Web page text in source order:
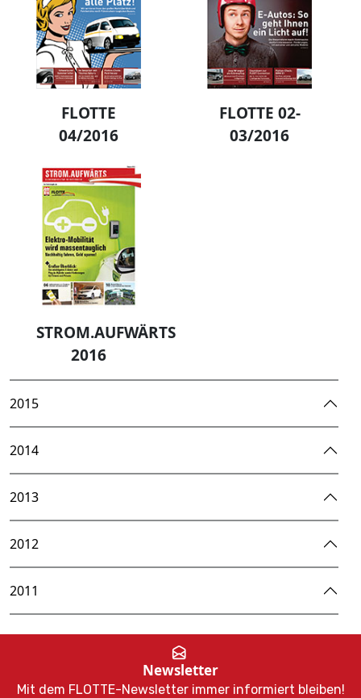
FLOTTE
04/2016
FLOTTE 02-
03/2016
STROM.AUFWÄRTS
2016
2015
2014
2013
2012
2011
Newsletter
Mit dem FLOTTE-Newsletter immer informiert bleiben!